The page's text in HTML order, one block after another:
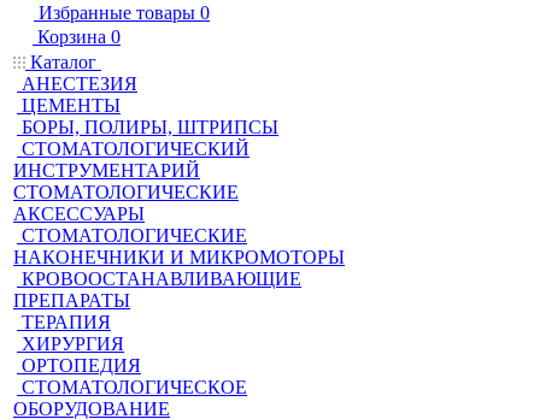
Избранные товары 0
Корзина 0
Каталог
АНЕСТЕЗИЯ
ЦЕМЕНТЫ
БОРЫ, ПОЛИРЫ, ШТРИПСЫ
СТОМАТОЛОГИЧЕСКИЙ
ИНСТРУМЕНТАРИЙ
СТОМАТОЛОГИЧЕСКИЕ
АКСЕССУАРЫ
СТОМАТОЛОГИЧЕСКИЕ
НАКОНЕЧНИКИ И МИКРОМОТОРЫ
КРОВООСТАНАВЛИВАЮЩИЕ
ПРЕПАРАТЫ
ТЕРАПИЯ
ХИРУРГИЯ
ОРТОПЕДИЯ
СТОМАТОЛОГИЧЕСКОЕ
ОБОРУДОВАНИЕ